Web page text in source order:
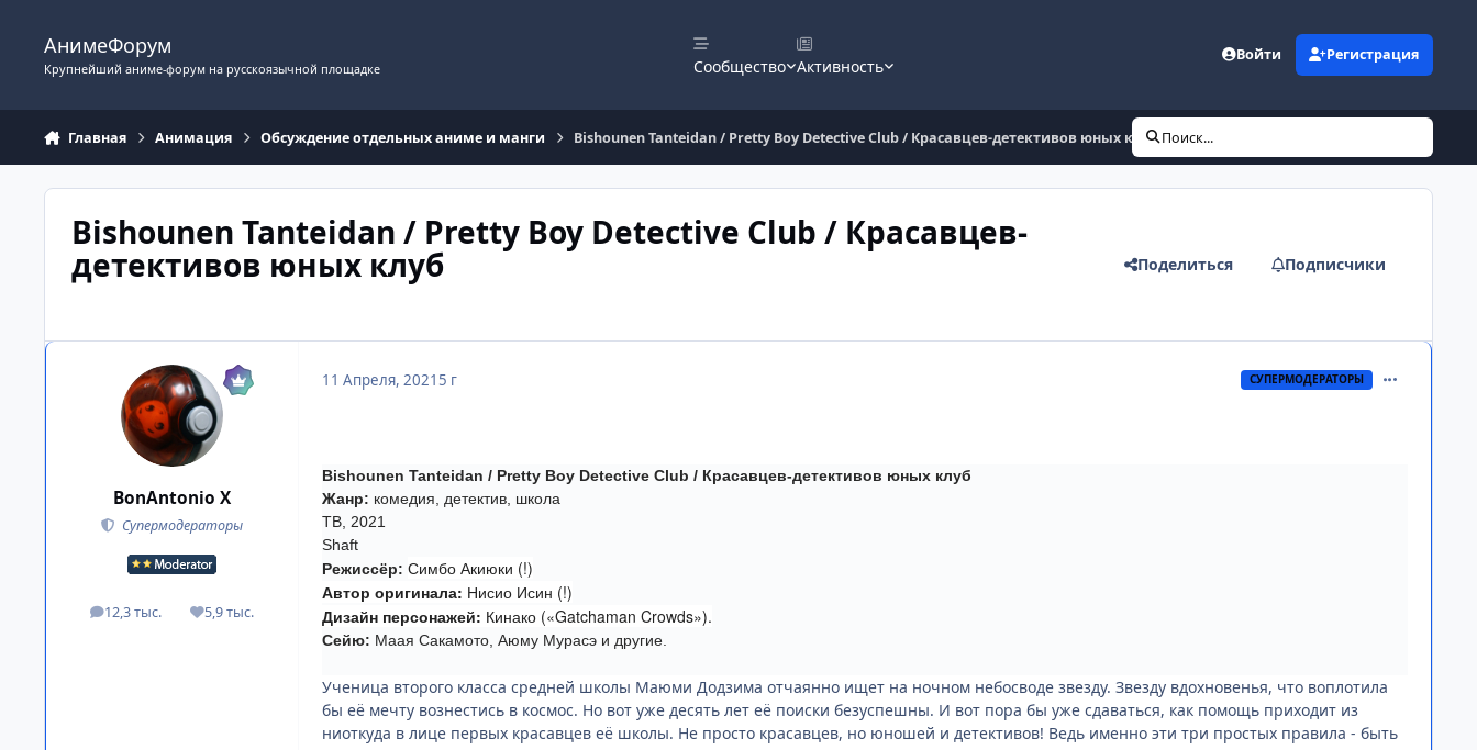
АнимеФорум
Крупнейший аниме-форум на русскоязычной площадке Сообщество Активность
Войти Регистрация
Главная Анимация Обсуждение отдельных аниме и манги Bishounen Tanteidan / Pretty Boy Detective Club / Красавцев-детективов юных клуб Поиск...
Bishounen Tanteidan / Pretty Boy Detective Club / Красавцев-
детективов юных клуб Поделиться Подписчики
BonAntonio X
Супермодераторы
12,3 тыс.
посты 5,9 тыс.
Репутация
11 Апреля, 2021 5 г СУПЕРМОДЕРАТОРЫ
Bishounen Tanteidan / Pretty Boy Detective Club / Красавцев-детективов юных клуб
Жанр: комедия, детектив, школа
ТВ, 2021
Shaft
Режиссёр: Симбо Акиюки (!)
Автор оригинала: Нисио Исин (!)
Дизайн персонажей: Кинако («Gatchaman Crowds»).
Сейю: Маая Сакамото, Аюму Мурасэ и другие.
Ученица второго класса средней школы Маюми Додзима отчаянно ищет на ночном небосводе звезду. Звезду вдохновенья, что воплотила
бы её мечту вознестись в космос. Но вот уже десять лет её поиски безуспешны. И вот пора бы уже сдаваться, как помощь приходит из
ниоткуда в лице первых красавцев её школы. Не просто красавцев, но юношей и детективов! Ведь именно эти три простых правила - быть